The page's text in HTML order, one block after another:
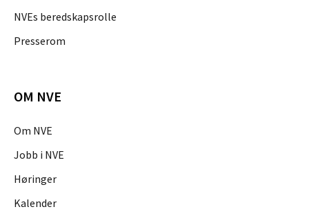
NVEs beredskapsrolle
Presserom
OM NVE
Om NVE
Jobb i NVE
Høringer
Kalender